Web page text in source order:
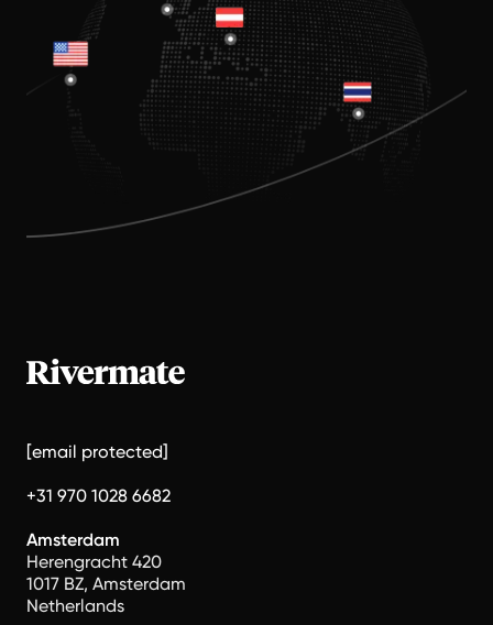
[email protected]
+31 970 1028 6682
Amsterdam
Herengracht 420
1017 BZ, Amsterdam
Netherlands